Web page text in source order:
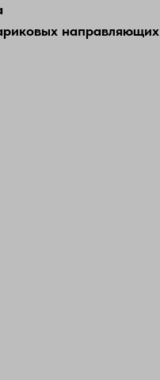
направляющих